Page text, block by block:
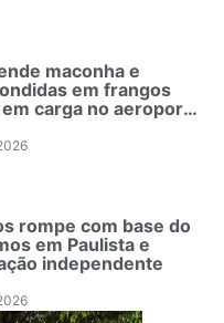
maconha e
em frangos
carga no aeroporto
rompe com base do
em Paulista e
independente